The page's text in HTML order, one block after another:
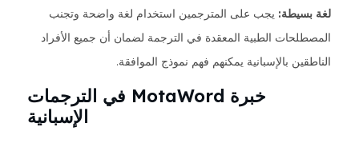
لغة بسيطة: يجب على المترجمين استخدام لغة واضحة وتجنب
المصطلحات الطبية المعقدة في الترجمة لضمان أن جميع الأفراد
الناطقين بالإسبانية يمكنهم فهم نموذج الموافقة.
خبرة MotaWord في الترجمات
الإسبانية